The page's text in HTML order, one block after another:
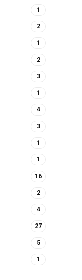
1
2
1
2
3
1
4
3
1
1
16
2
4
27
5
1